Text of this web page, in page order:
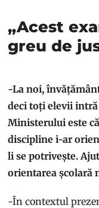
„Acest
greu de
-La noi,
deci toți elevii
Ministerului este
discipline i-ar
li se potrivește.
orientarea școlară
-În contextul